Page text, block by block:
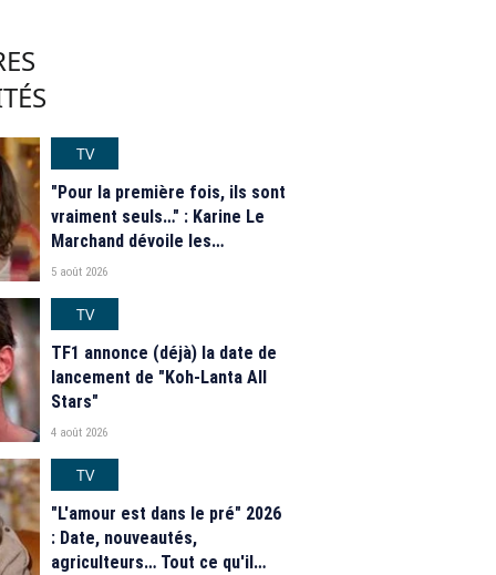
TV
"Pour la première fois, ils sont
vraiment seuls…" : Karine Le
Marchand dévoile les
nouveautés des speed dating
2026
5 août 2026
TV
TF1 annonce (déjà) la date de
lancement de "Koh-Lanta All
Stars"
4 août 2026
TV
"L'amour est dans le pré" 2026
: Date, nouveautés,
agriculteurs… Tout ce qu'il